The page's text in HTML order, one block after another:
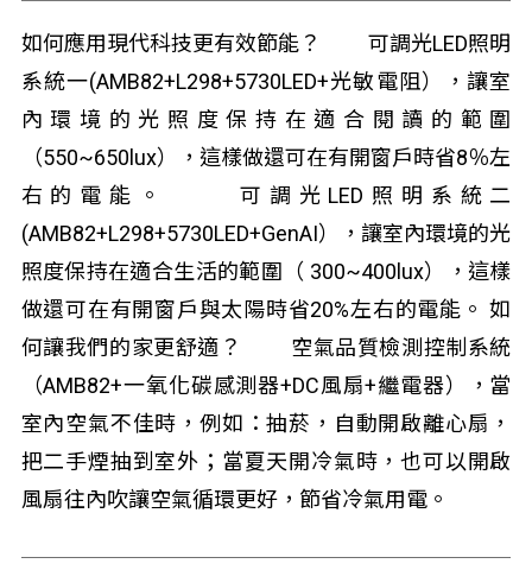
如何應用現代科技更有效節能？ 可調光LED照明
系統一(AMB82+L298+5730LED+光敏電阻），讓室
內環境的光照度保持在適合閱讀的範圍
（550~650lux），這樣做還可在有開窗戶時省8％左
右的電能。 可調光LED照明系統二
(AMB82+L298+5730LED+GenAI），讓室內環境的光
照度保持在適合生活的範圍（ 300~400lux），這樣
做還可在有開窗戶與太陽時省20%左右的電能。 如
何讓我們的家更舒適？ 空氣品質檢測控制系統
（AMB82+一氧化碳感測器+DC風扇+繼電器），當
室內空氣不佳時，例如：抽菸，自動開啟離心扇，
把二手煙抽到室外；當夏天開冷氣時，也可以開啟
風扇往內吹讓空氣循環更好，節省冷氣用電。